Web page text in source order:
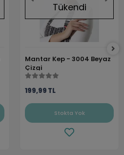
Tükendi
Mantar Kep - 3004 Beyaz
Çizgi
199,99 TL
Stokta Yok